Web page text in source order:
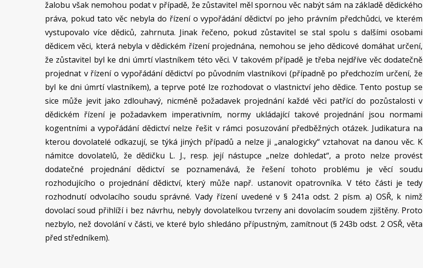
žalobu však nemohou podat v případě, že zůstavitel měl spornou věc nabýt sám na základě dědického
práva, pokud tato věc nebyla do řízení o vypořádání dědictví po jeho právním předchůdci, ve kterém
vystupovalo více dědiců, zahrnuta. Jinak řečeno, pokud zůstavitel se stal spolu s dalšími osobami
dědicem věci, která nebyla v dědickém řízení projednána, nemohou se jeho dědicové domáhat určení,
že zůstavitel byl ke dni úmrtí vlastníkem této věci. V takovém případě je třeba nejdříve věc dodatečně
projednat v řízení o vypořádání dědictví po původním vlastníkovi (případně po předchozím určení, že
byl ke dni úmrtí vlastníkem), a teprve poté lze rozhodovat o vlastnictví jeho dědice. Tento postup se
sice může jevit jako zdlouhavý, nicméně požadavek projednání každé věci patřící do pozůstalosti v
dědickém řízení je požadavkem imperativním, normy ukládající takové projednání jsou normami
kogentními a vypořádání dědictví nelze řešit v rámci posuzování předběžných otázek. Judikatura na
kterou dovolatelé odkazují, se týká jiných případů a nelze ji „analogicky“ vztahovat na danou věc. K
námitce dovolatelů, že dědičku L. J., resp. její nástupce „nelze dohledat“, a proto nelze provést
dodatečné projednání dědictví se poznamenává, že řešení tohoto problému je věcí soudu
rozhodujícího o projednání dědictví, který může např. ustanovit opatrovníka. V této části je tedy
rozhodnutí odvolacího soudu správné. Vady řízení uvedené v § 241a odst. 2 písm. a) OSŘ, k nimž
dovolací soud přihlíží i bez návrhu, nebyly dovolatelkou tvrzeny ani dovolacím soudem zjištěny. Proto
nezbylo, než dovolání v části, ve které bylo shledáno přípustným, zamítnout (§ 243b odst. 2 OSŘ, věta
před středníkem).